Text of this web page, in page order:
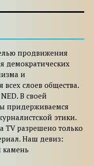
продвижения
демократических
и
слоев общества.
В своей
придерживаемся
этики.
TV разрешено только
Наш девиз:
камень